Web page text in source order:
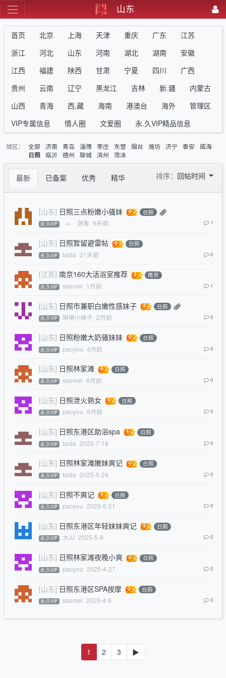
山东
首页 北京 上海 天津 重庆 广东
江苏
浙江
河北 山东 河南 湖北 湖南
安徽
江西
福建 陕西 甘肃 宁夏 四川
广西
贵州
云南 辽宁 黑龙江 吉林 新.疆
内蒙古
山西
青海 西,藏 海南 港澳台 海外
管理区
VIP专属信息
情人圈 文爱圈 永.久VIP精品信息
城区： 全部 济南 青岛 淄博 枣庄 东营 烟台 潍坊 济宁 泰安
威海
日照
临沂 德州 聊城 滨州 菏泽
最新 已备案 优秀 精华 排序： 回帖时间
[山东] 日照三点粉嫩小骚妹 日照
永.久VIP ← 游客 9天前 1
[山东] 日照暂留避雷帖 日照
永.久VIP taida 21天前 0
[江苏] 南京160大活浴室推荐 南京
永.久VIP saomei 1月前 1
[山东] 日照市兼职白嫩性感妹子 日照
永.久VIP 琳琳小妹子 2月前 0
[山东] 日照粉嫩大奶骚妹妹 日照
永.久VIP paoyou 4月前 0
[山东] 日照林家滩 日照
永.久VIP saomei 8月前 0
[山东] 日照泄火熟女 日照
永.久VIP paoyou 9月前 0
[山东] 日照东港区助浴spa 日照
永.久VIP taida 2025-7-18 0
[山东] 日照林家滩嫩妹爽记 日照
永.久VIP taida 2025-5-24 0
[山东] 日照不爽记 日照
永.久VIP paoyou 2025-5-21 0
[山东] 日照东港区年轻妹妹爽记 日照
永.久VIP 大JJ 2025-5-9 0
[山东] 日照林家滩夜晚小爽 日照
永.久VIP paoyou 2025-4-27 0
[山东] 日照东港区SPA按摩 日照
永.久VIP saomei 2025-4-9 0
1 2 3 ▶